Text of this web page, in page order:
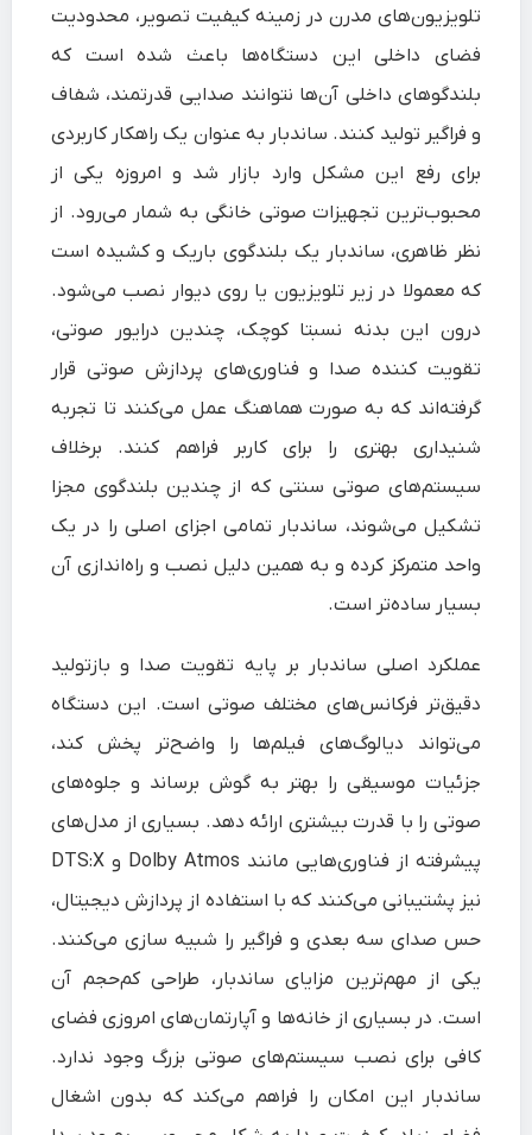
تلویزیون‌های مدرن در زمینه کیفیت تصویر، محدودیت
فضای داخلی این دستگاه‌ها باعث شده است که
بلندگوهای داخلی آن‌ها نتوانند صدایی قدرتمند، شفاف
و فراگیر تولید کنند. ساندبار به عنوان یک راهکار کاربردی
برای رفع این مشکل وارد بازار شد و امروزه یکی از
محبوب‌ترین تجهیزات صوتی خانگی به شمار می‌رود. از
نظر ظاهری، ساندبار یک بلندگوی باریک و کشیده است
که معمولا در زیر تلویزیون یا روی دیوار نصب می‌شود.
درون این بدنه نسبتا کوچک، چندین درایور صوتی،
تقویت‌ کننده صدا و فناوری‌های پردازش صوتی قرار
گرفته‌اند که به صورت هماهنگ عمل می‌کنند تا تجربه
شنیداری بهتری را برای کاربر فراهم کنند. برخلاف
سیستم‌های صوتی سنتی که از چندین بلندگوی مجزا
تشکیل می‌شوند، ساندبار تمامی اجزای اصلی را در یک
واحد متمرکز کرده و به همین دلیل نصب و راه‌اندازی آن
بسیار ساده‌تر است.
عملکرد اصلی ساندبار بر پایه تقویت صدا و بازتولید
دقیق‌تر فرکانس‌های مختلف صوتی است. این دستگاه
می‌تواند دیالوگ‌های فیلم‌ها را واضح‌تر پخش کند،
جزئیات موسیقی را بهتر به گوش برساند و جلوه‌های
صوتی را با قدرت بیشتری ارائه دهد. بسیاری از مدل‌های
پیشرفته از فناوری‌هایی مانند Dolby Atmos و DTS:X
نیز پشتیبانی می‌کنند که با استفاده از پردازش دیجیتال،
حس صدای سه‌ بعدی و فراگیر را شبیه‌ سازی می‌کنند.
یکی از مهم‌ترین مزایای ساندبار، طراحی کم‌حجم آن
است. در بسیاری از خانه‌ها و آپارتمان‌های امروزی فضای
کافی برای نصب سیستم‌های صوتی بزرگ وجود ندارد.
ساندبار این امکان را فراهم می‌کند که بدون اشغال